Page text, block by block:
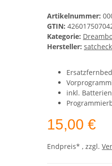
Artikelnummer:
GTIN:
Kategorie:
Hersteller: satcheck
inkl.
15,00 €
Endpreis* , zzgl.